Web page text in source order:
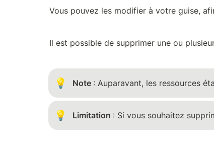
Vous pouvez les modifier à votre guise,
Il est possible de supprimer une ou
💡 Note : Auparavant, les ressources
💡 Limitation : Si vous souhaitez